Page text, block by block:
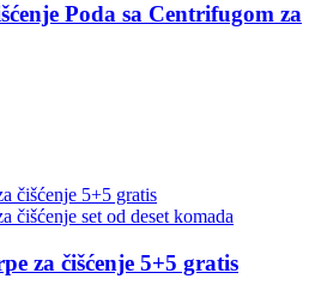
Poda sa Centrifugom za
za čišćenje 5+5 gratis